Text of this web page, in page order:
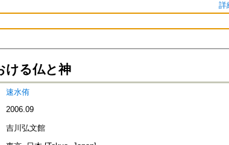
詳
ける仏と神
速水侑
2006.09
吉川弘文館